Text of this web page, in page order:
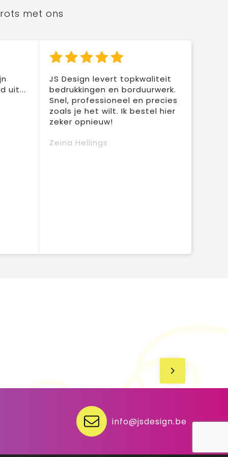
met ons
uit...
JS Design levert topkwaliteit
bedrukkingen en borduurwerk.
Snel, professioneel en precies
zoals je het wilt. Ik bestel hier
zeker opnieuw!
Zeina Hellings
info@jsdesign.be